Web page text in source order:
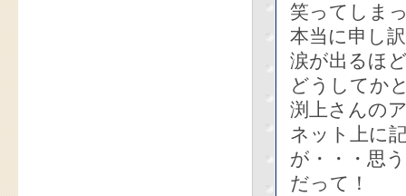
笑ってしま
本当に申し
涙が出るほ
どうしてか
渕上さんの
ネット上に
が・・・思
だって！